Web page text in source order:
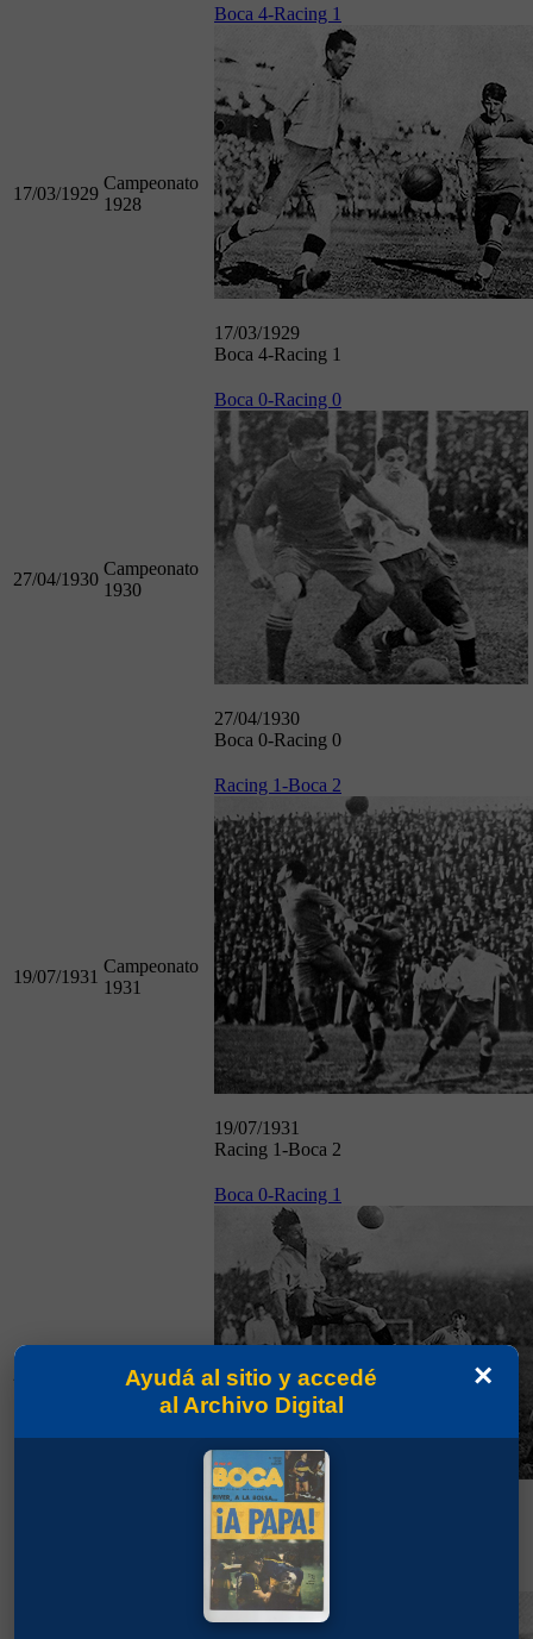
17/03/1929
Campeonato
1928
Boca 4-Racing 1
17/03/1929
Boca 4-Racing 1
27/04/1930
Campeonato
1930
Boca 0-Racing 0
27/04/1930
Boca 0-Racing 0
19/07/1931
Campeonato
1931
Racing 1-Boca 2
19/07/1931
Racing 1-Boca 2
1931
Boca 0-Racing 1
22/11/1931
Boca 0-Racing 1
Boca 1-Racing 1
×
Ayudá al sitio y accedé
al Archivo Digital